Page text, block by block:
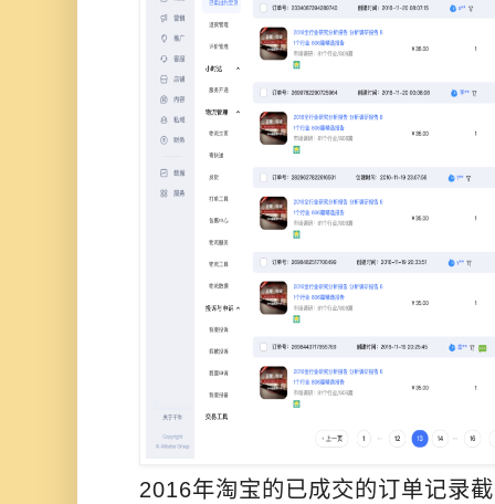
2016年淘宝的已成交的订单记录